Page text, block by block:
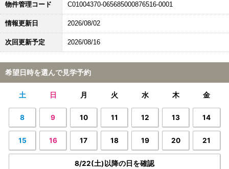
物件管理コード C01004370-065685000876516-0001
情報更新日 2026/08/02
次回更新予定 2026/08/16
希望日時を選んで見学予約
土 日 月 火 水 木 金
8 9 10 11 12 13 14
15 16 17 18 19 20 21
8/22(土)以降の日を確認